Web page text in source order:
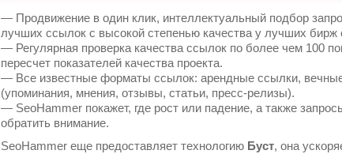
— Продвижение в один клик, интеллектуальный подбор
лучших ссылок с высокой степенью качества у лучших бирж
— Регулярная проверка качества ссылок по более чем 100
пересчет показателей качества проекта.
— Все известные форматы ссылок: арендные ссылки,
(упоминания, мнения, отзывы, статьи, пресс-релизы).
— SeoHammer покажет, где рост или падение, а также
обратить внимание.
SeoHammer еще предоставляет технологию Буст, она